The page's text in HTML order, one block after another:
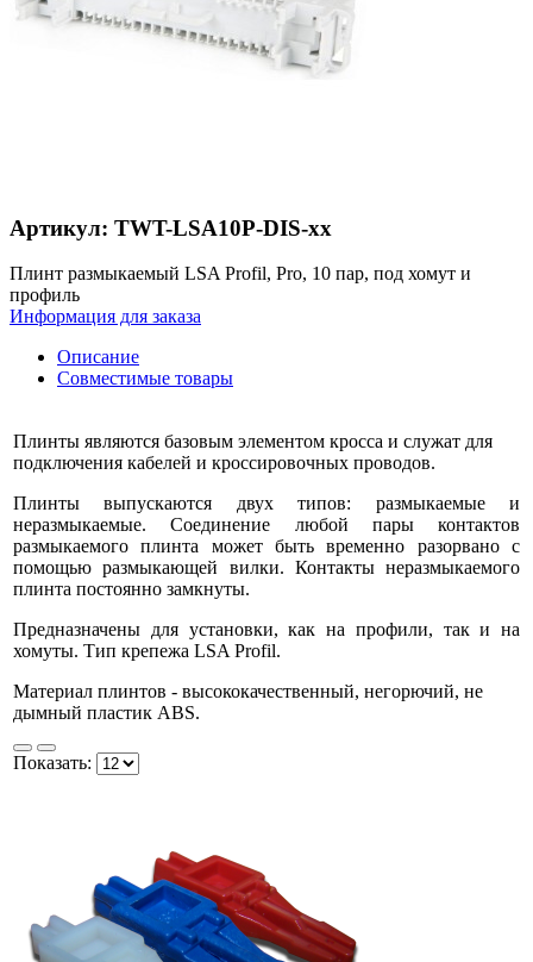
Артикул: TWT-LSA10P-DIS-xx
Плинт размыкаемый LSA Profil, Pro, 10 пар, под хомут и
профиль
Информация для заказа
Описание
Совместимые товары
Плинты являются базовым элементом кросса и служат для
подключения кабелей и кроссировочных проводов.
Плинты выпускаются двух типов: размыкаемые и
неразмыкаемые. Соединение любой пары контактов
размыкаемого плинта может быть временно разорвано с
помощью размыкающей вилки. Контакты неразмыкаемого
плинта постоянно замкнуты.
Предназначены для установки, как на профили, так и на
хомуты. Тип крепежа LSA Profil.
Материал плинтов - высококачественный, негорючий, не
дымный пластик ABS.
Показать: